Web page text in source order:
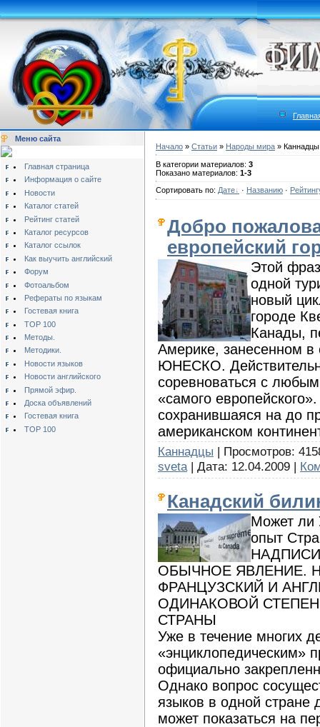
Меню сайта
Главная страница
Информация о сайте
Новости
Каталог статей
Рейтинг статей
Каталог ресурсов
Каталог ссылок
Как выучить английский
Форум
Фотоальбом
Рефераты по языкам
Гостевая книга
TOP 100
Методы.
Методики.
Новости языков
Новости английского
Прямой эфир.
Доска объявлений
Гостевая книга
TOP 100
Начало » Статьи » Народы мира » Каннадцы
В категории материалов: 3
Показано материалов: 1-3
Сортировать по: Дате · Названию ·
Добро
европейский
Этой
одной
новый
городе
Канады,
Америке, занесенном в
ЮНЕСКО.
соревноваться с
«самого
сохранившаяся на до
американском
Каннадцы | Просмотров:
sveta | Дата: 12.04.2009 |
Канадский
Может ли
опыт
ОБЫЧНОЕ ЯВЛЕНИЕ.
ФРАНЦУЗСКИЙ И
ОДИНАКОВОЙ
СТРАНЫ
Уже в течение многих
«энциклопедическим»
официально
Однако вопрос
языков в одной стране
может показаться на